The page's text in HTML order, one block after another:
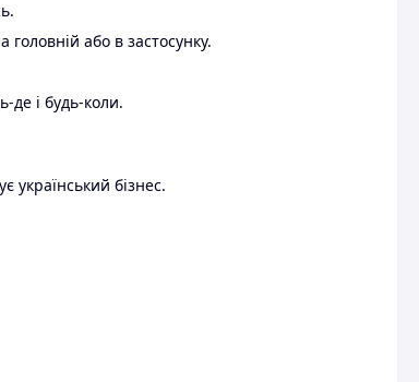
або в застосунку.
де і будь-коли.
український бізнес.